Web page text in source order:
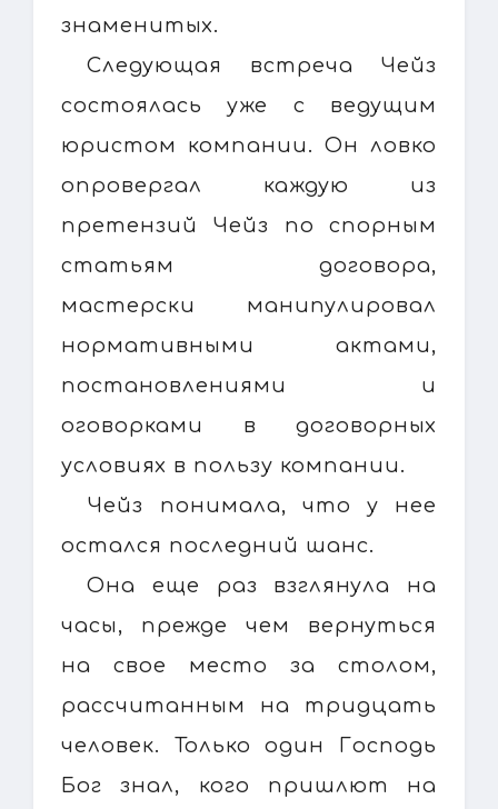
знаменитых.
Следующая встреча Чейз
состоялась уже с ведущим
юристом компании. Он ловко
опровергал каждую из
претензий Чейз по спорным
статьям договора,
мастерски манипулировал
нормативными актами,
постановлениями и
оговорками в договорных
условиях в пользу компании.
Чейз понимала, что у нее
остался последний шанс.
Она еще раз взглянула на
часы, прежде чем вернуться
на свое место за столом,
рассчитанным на тридцать
человек. Только один Господь
Бог знал, кого пришлют на